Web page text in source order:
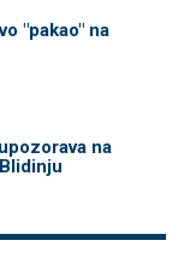
"pakao" na
na